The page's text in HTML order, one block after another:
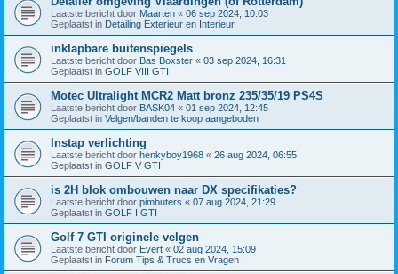
Laatste bericht door Maarten « 06 sep 2024, 10:03
Geplaatst in Detailing Exterieur en Interieur
inklapbare buitenspiegels
Laatste bericht door Bas Boxster « 03 sep 2024, 16:31
Geplaatst in GOLF VIII GTI
Motec Ultralight MCR2 Matt bronz 235/35/19 PS4S
Laatste bericht door BASK04 « 01 sep 2024, 12:45
Geplaatst in Velgen/banden te koop aangeboden
Instap verlichting
Laatste bericht door henkyboy1968 « 26 aug 2024, 06:55
Geplaatst in GOLF V GTI
is 2H blok ombouwen naar DX specifikaties?
Laatste bericht door pimbuters « 07 aug 2024, 21:29
Geplaatst in GOLF I GTI
Golf 7 GTI originele velgen
Laatste bericht door Evert « 02 aug 2024, 15:09
Geplaatst in Forum Tips & Trucs en Vragen